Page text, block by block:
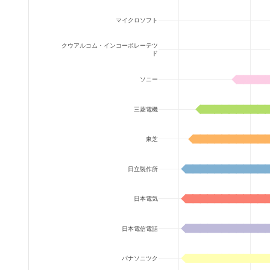
パナソニツク
日本電信電話
日本電気
日立製作所
東芝
三菱電機
ソニー
クウアルコム・インコーポレーテツ
ド
マイクロソフト